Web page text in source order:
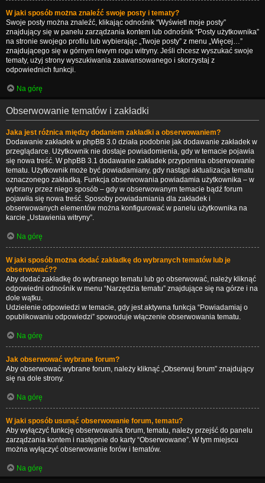
W jaki sposób można znaleźć swoje posty i tematy?
Swoje posty można znaleźć, klikając odnośnik “Wyświetl moje posty”
znajdujący się w panelu zarządzania kontem lub odnośnik “Posty użytkownika”
na stronie swojego profilu lub wybierając „Twoje posty” z menu „Więcej…”
znajdującego się w górnym lewym rogu witryny. Jeśli chcesz wyszukać swoje
tematy, użyj strony wyszukiwania zaawansowanego i skorzystaj z
odpowiednich funkcji.
Na górę
Obserwowanie tematów i zakładki
Jaka jest różnica między dodaniem zakładki a obserwowaniem?
Dodawanie zakładek w phpBB 3.0 działa podobnie jak dodawanie zakładek w
przeglądarce. Użytkownik nie dostaje powiadomienia, gdy w temacie pojawia
się nowa treść. W phpBB 3.1 dodawanie zakładek przypomina obserwowanie
tematu. Użytkownik może być powiadamiany, gdy nastąpi aktualizacja tematu
oznaczonego zakładką. Funkcja obserwowania powiadamia użytkownika – w
wybrany przez niego sposób – gdy w obserwowanym temacie bądź forum
pojawiła się nowa treść. Sposoby powiadamiania dla zakładek i
obserwowanych elementów można konfigurować w panelu użytkownika na
karcie „Ustawienia witryny”.
Na górę
W jaki sposób można dodać zakładkę do wybranych tematów lub je
obserwować??
Aby dodać zakładkę do wybranego tematu lub go obserwować, należy kliknąć
odpowiedni odnośnik w menu “Narzędzia tematu” znajdujące się na górze i na
dole wątku.
Udzielenie odpowiedzi w temacie, gdy jest aktywna funkcja “Powiadamiaj o
opublikowaniu odpowiedzi” spowoduje włączenie obserwowania tematu.
Na górę
Jak obserwować wybrane forum?
Aby obserwować wybrane forum, należy kliknąć „Obserwuj forum” znajdujący
się na dole strony.
Na górę
W jaki sposób usunąć obserwowanie forum, tematu?
Aby wyłączyć funkcję obserwowania forum, tematu, należy przejść do panelu
zarządzania kontem i następnie do karty “Obserwowane”. W tym miejscu
można wyłączyć obserwowanie forów i tematów.
Na górę